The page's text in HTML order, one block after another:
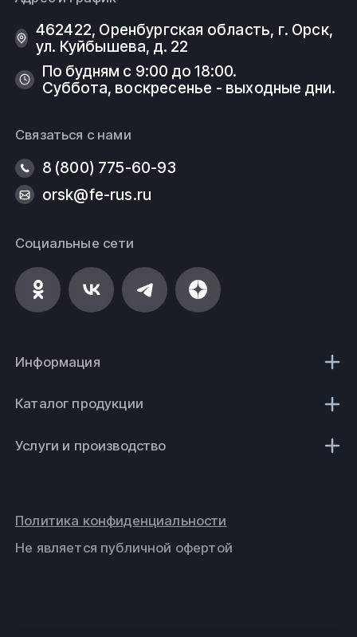
462422, Оренбургская область, г. Орск,
ул. Куйбышева, д. 22
По будням с 9:00 до 18:00.
Суббота, воскресенье - выходные дни.
Связаться с нами
8 (800) 775-60-93
orsk@fe-rus.ru
Социальные сети
Информация
Каталог продукции
Услуги и производство
Не является публичной офертой
Политика конфиденциальности